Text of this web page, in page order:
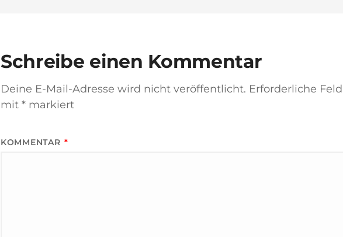
Schreibe einen Kommentar
Deine E-Mail-Adresse wird nicht veröffentlicht. Erforderliche
mit * markiert
KOMMENTAR *